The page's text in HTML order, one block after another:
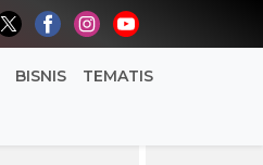
BISNIS TEMATIS